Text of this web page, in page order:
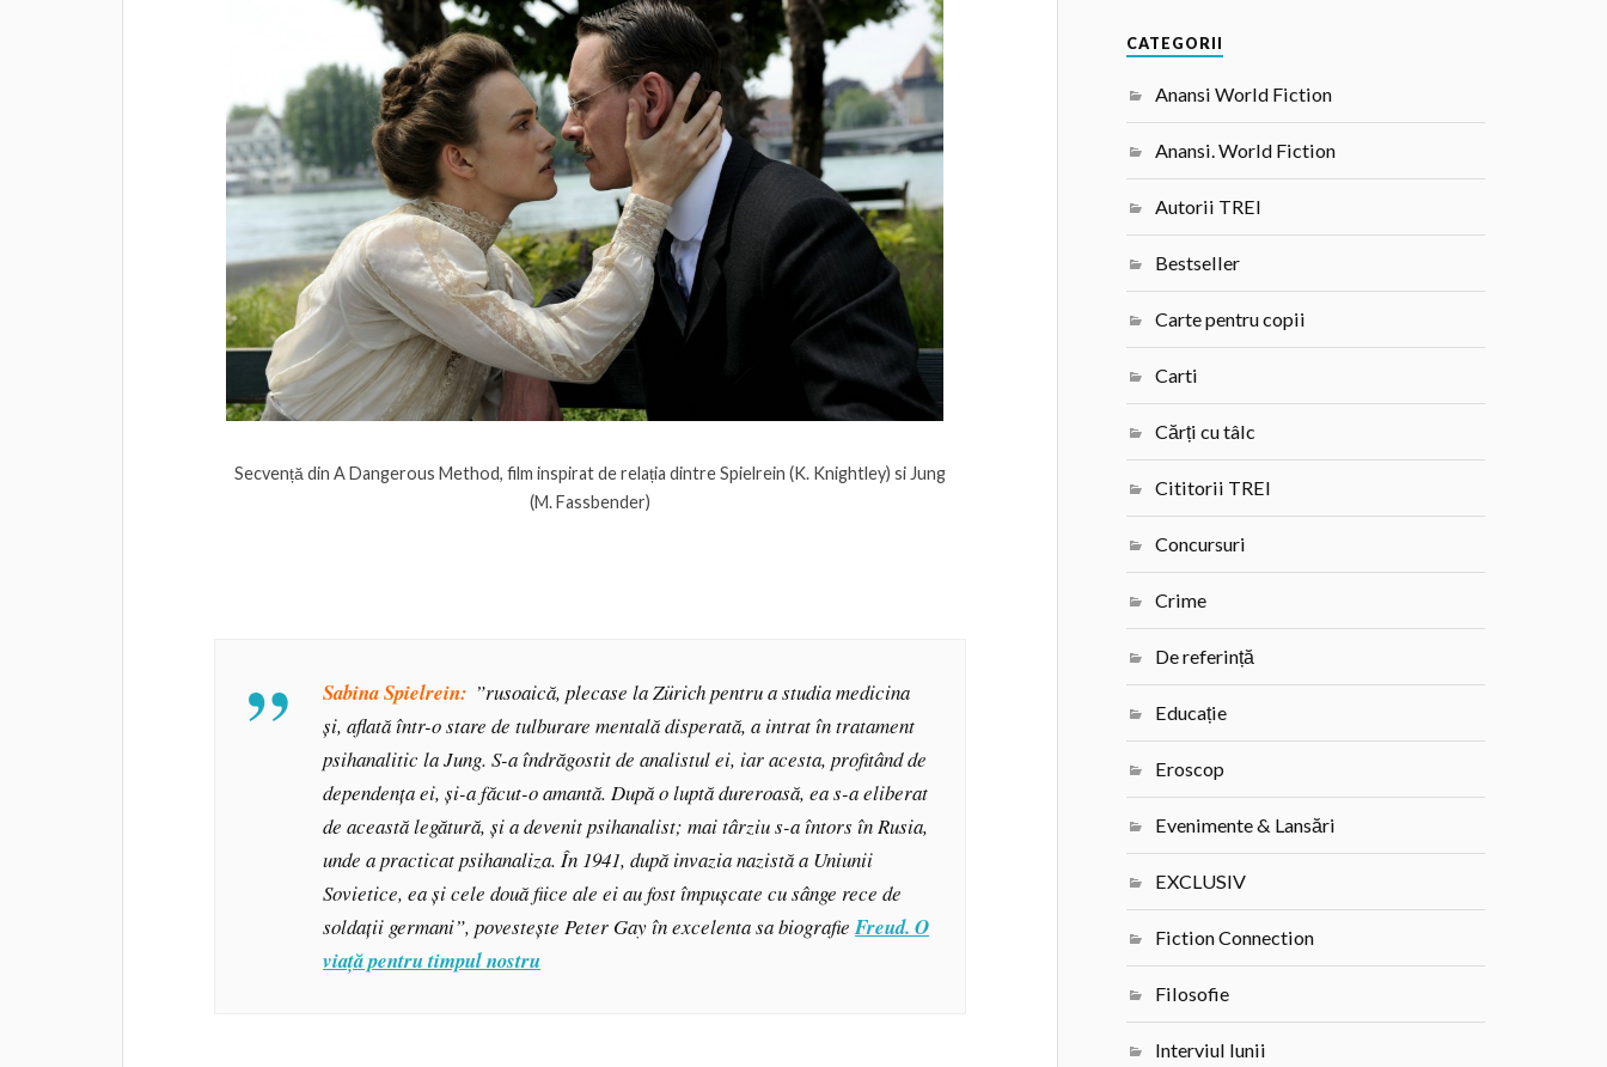
Secvență din A Dangerous Method, film inspirat de relația dintre Spielrein (K. Knightley) si Jung
(M. Fassbender)
Sabina Spielrein: ”rusoaică, plecase la Zürich pentru a studia medicina
și, aflată într-o stare de tulburare mentală disperată, a intrat în tratament
psihanalitic la Jung. S-a îndrăgostit de analistul ei, iar acesta, profitând de
dependența ei, și-a făcut-o amantă. După o luptă dureroasă, ea s-a eliberat
de această legătură, și a devenit psihanalist; mai târziu s-a întors în Rusia,
unde a practicat psihanaliza. În 1941, după invazia nazistă a Uniunii
Sovietice, ea și cele două fiice ale ei au fost împușcate cu sânge rece de
soldații germani”, povestește Peter Gay în excelenta sa biografie Freud. O
viață pentru timpul nostru
CATEGORII
Anansi World Fiction
Anansi. World Fiction
Autorii TREI
Bestseller
Carte pentru copii
Carti
Cărți cu tâlc
Cititorii TREI
Concursuri
Crime
De referință
Educație
Eroscop
Evenimente & Lansări
EXCLUSIV
Fiction Connection
Filosofie
Interviul lunii